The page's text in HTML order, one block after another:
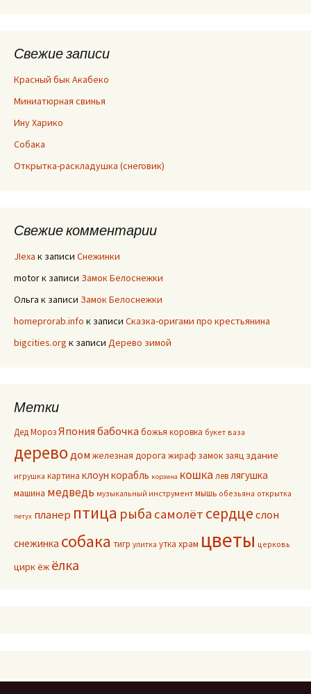
Свежие записи
Красный бык Акабеко
Миниатюрная свинья
Ину Харико
Собака
Открытка-раскладушка (снеговик)
Свежие комментарии
JIexa к записи Снежинки
motorк записи Замок Белоснежки
Ольга к записи Замок Белоснежки
homeprorab.info к записи Сказка-оригами про крестьянина
bigcities.org к записи Дерево зимой
Метки
Дед МорозЯпония бабочкабожья коровка букет ваза
дереводомжелезная дорога жираф замокзаяц здание
игрушка картина клоун корабль корзина кошка лев лягушка
машина медведь музыкальный инструмент мышь обезьяна открытка
петух планер птица рыба самолёт сердцеслон
снежинка собака тигр улитка утка храм цветы церковь
циркёж ёлка